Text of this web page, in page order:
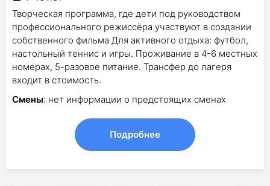
Творческая программа, где дети под руководством
профессионального режиссёра участвуют в создании
собственного фильма Для активного отдыха: футбол,
настольный теннис и игры. Проживание в 4-6 местных
номерах, 5-разовое питание. Трансфер до лагеря
входит в стоимость.
Смены: нет информации о предстоящих сменах
Подробнее